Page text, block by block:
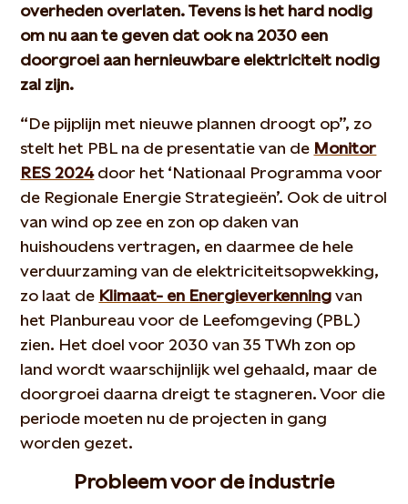
overheden overlaten. Tevens is het hard nodig
om nu aan te geven dat ook na 2030 een
doorgroei aan hernieuwbare elektriciteit nodig
zal zijn.
“De pijplijn met nieuwe plannen droogt op”, zo
stelt het PBL na de presentatie van de Monitor
RES 2024door het ‘Nationaal Programma voor
de Regionale Energie Strategieën’. Ook de uitrol
van wind op zee en zon op daken van
huishoudens vertragen, en daarmee de hele
verduurzaming van de elektriciteitsopwekking,
zo laat de Klimaat- en Energieverkenningvan
het Planbureau voor de Leefomgeving (PBL)
zien. Het doel voor 2030 van 35 TWh zon op
land wordt waarschijnlijk wel gehaald, maar de
doorgroei daarna dreigt te stagneren. Voor die
periode moeten nu de projecten in gang
worden gezet.
Probleem voor de industrie